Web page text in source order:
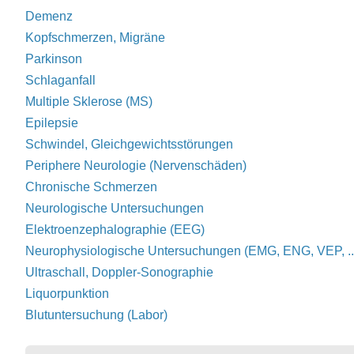
Demenz
Kopfschmerzen, Migräne
Parkinson
Schlaganfall
Multiple Sklerose (MS)
Epilepsie
Schwindel, Gleichgewichtsstörungen
Periphere Neurologie (Nervenschäden)
Chronische Schmerzen
Neurologische Untersuchungen
Elektroenzephalographie (EEG)
Neurophysiologische Untersuchungen (EMG, ENG, VEP,
Ultraschall, Doppler-Sonographie
Liquorpunktion
Blutuntersuchung (Labor)